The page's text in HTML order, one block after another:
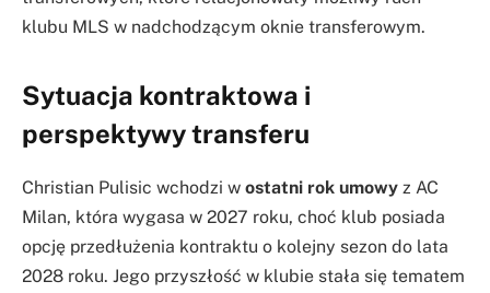
klubu MLS w nadchodzącym oknie transferowym.
Sytuacja kontraktowa i
perspektywy transferu
Christian Pulisic wchodzi w ostatni rok umowy z AC
Milan, która wygasa w 2027 roku, choć klub posiada
opcję przedłużenia kontraktu o kolejny sezon do lata
2028 roku. Jego przyszłość w klubie stała się tematem